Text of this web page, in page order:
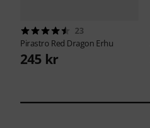
23
Pirastro Red Dragon Erhu
245 kr